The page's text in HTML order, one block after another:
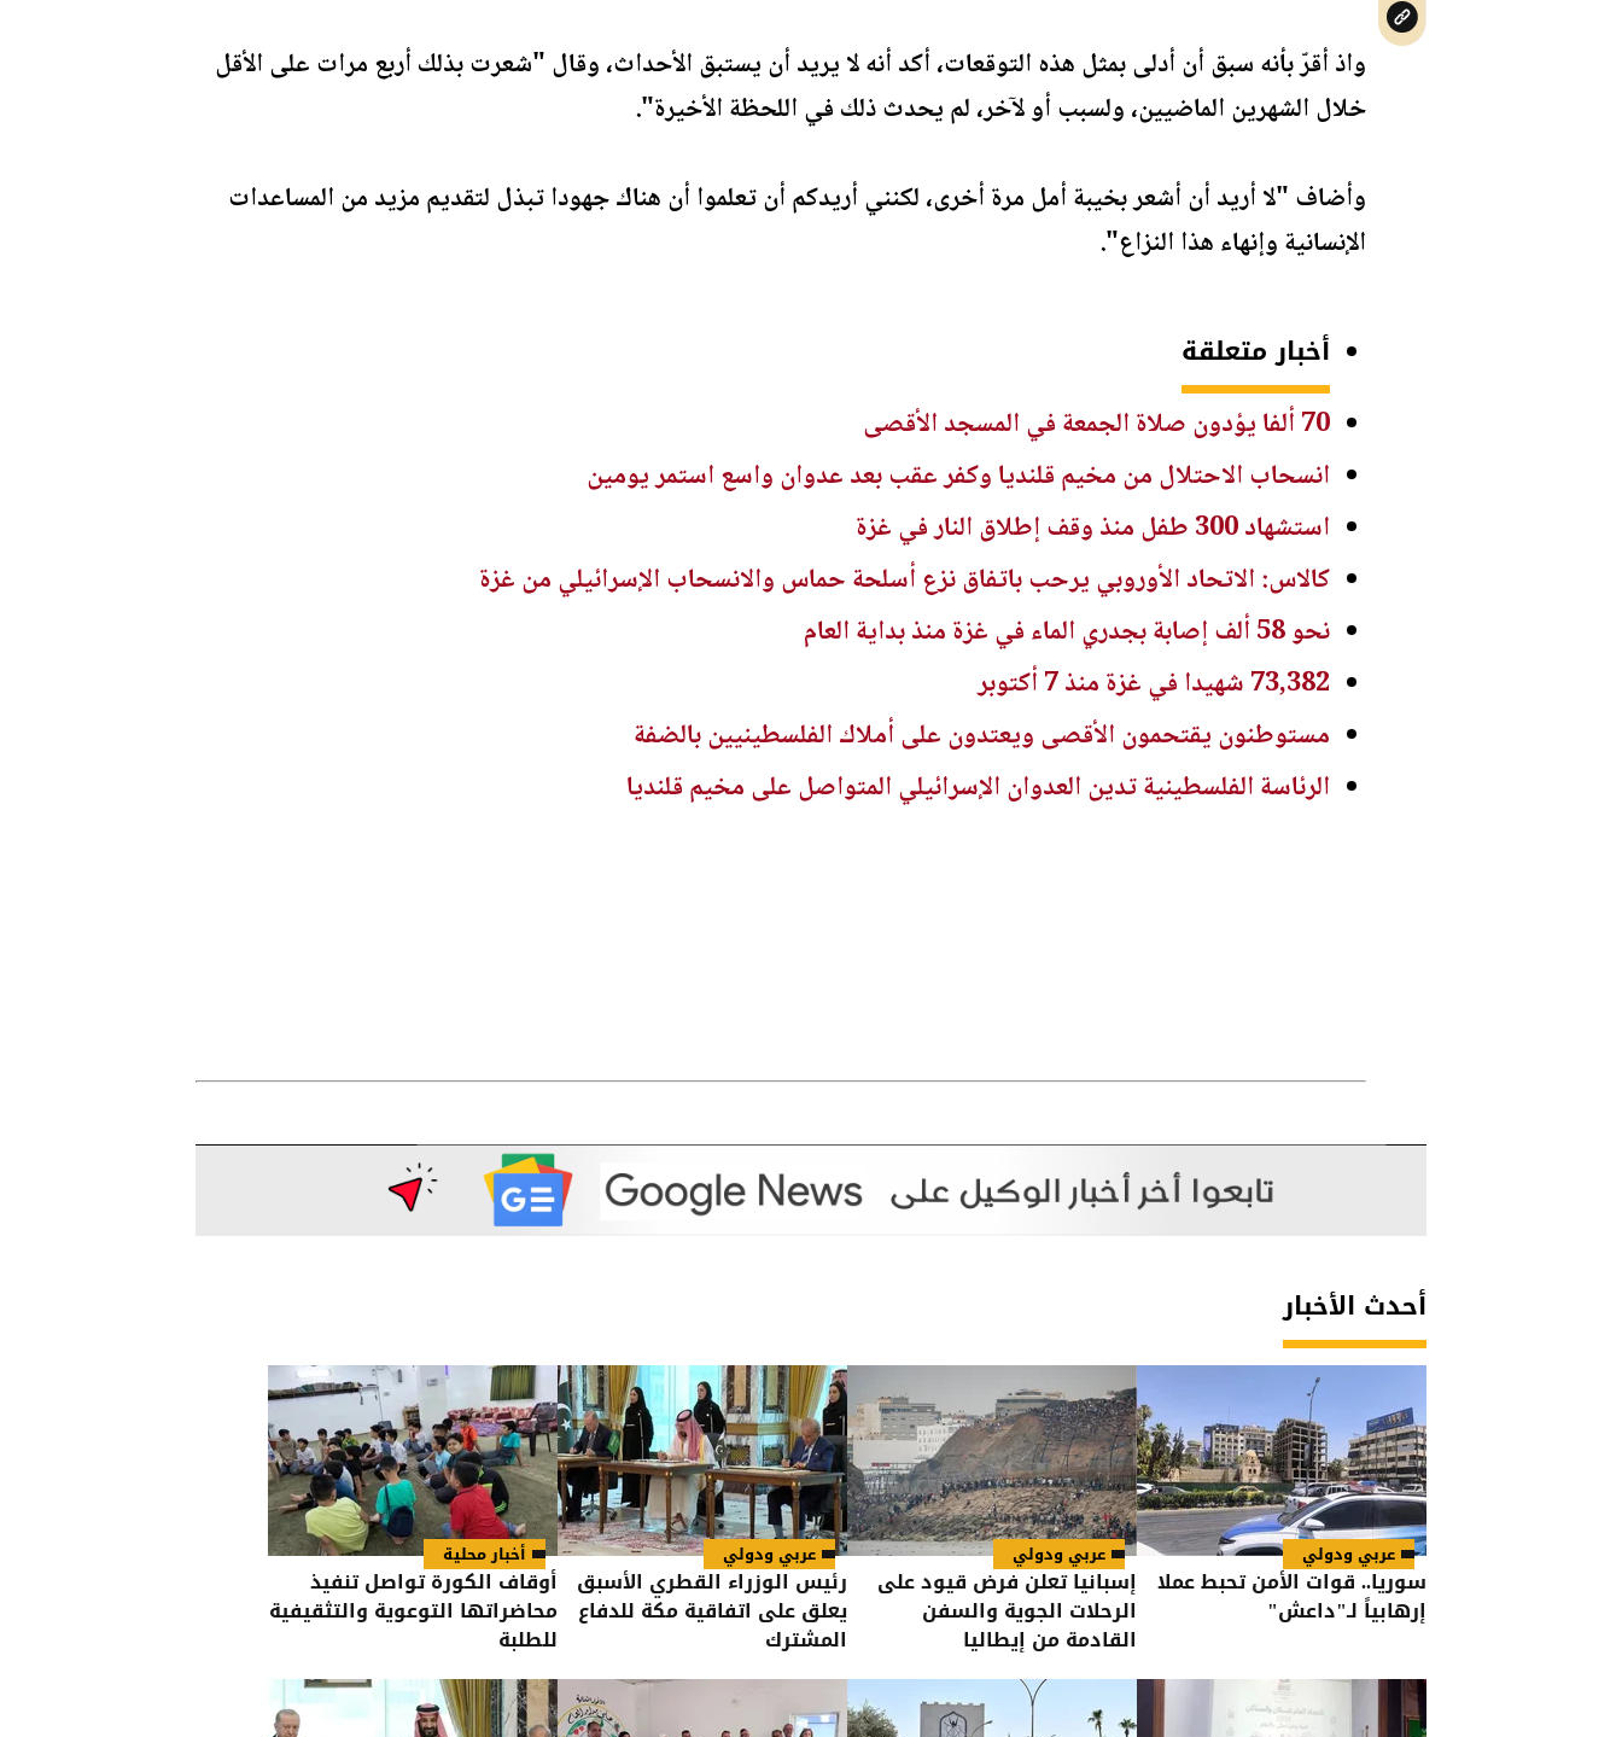
واذ أقرّ بأنه سبق أن أدلى بمثل هذه التوقعات، أكد أنه لا يريد أن يستبق الأحداث، وقال "شعرت بذلك أربع مرات على الأقل
خلال الشهرين الماضيين، ولسبب أو لآخر، لم يحدث ذلك في اللحظة الأخيرة".
وأضاف "لا أريد أن أشعر بخيبة أمل مرة أخرى، لكنني أريدكم أن تعلموا أن هناك جهودا تبذل لتقديم مزيد من المساعدات
الإنسانية وإنهاء هذا النزاع".
أخبار متعلقة
70 ألفا يؤدون صلاة الجمعة في المسجد الأقصى
انسحاب الاحتلال من مخيم قلنديا وكفر عقب بعد عدوان واسع استمر يومين
استشهاد 300 طفل منذ وقف إطلاق النار في غزة
كالاس: الاتحاد الأوروبي يرحب باتفاق نزع أسلحة حماس والانسحاب الإسرائيلي من غزة
نحو 58 ألف إصابة بجدري الماء في غزة منذ بداية العام
73,382 شهيدا في غزة منذ 7 أكتوبر
مستوطنون يقتحمون الأقصى ويعتدون على أملاك الفلسطينيين بالضفة
الرئاسة الفلسطينية تدين العدوان الإسرائيلي المتواصل على مخيم قلنديا
أحدث الأخبار
عربي ودولي
سوريا.. قوات الأمن تحبط عملا
إرهابياً لـ"داعش"
عربي ودولي
إسبانيا تعلن فرض قيود على
الرحلات الجوية والسفن
القادمة من إيطاليا
عربي ودولي
رئيس الوزراء القطري الأسبق
يعلق على اتفاقية مكة للدفاع
المشترك
أخبار محلية
أوقاف الكورة تواصل تنفيذ
محاضراتها التوعوية والتثقيفية
للطلبة